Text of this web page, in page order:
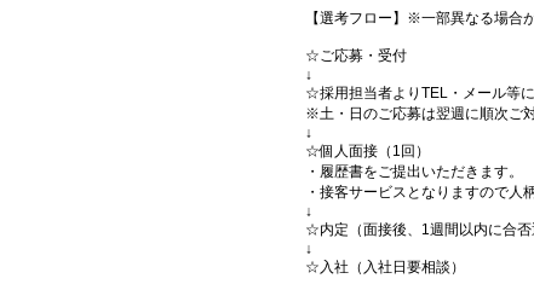
【選考フロー】※一部異なる場合
☆ご応募・受付
↓
☆採用担当者よりTEL・メール等
※土・日のご応募は翌週に順次ご
↓
☆個人面接（1回）
・履歴書をご提出いただきます。
・接客サービスとなりますので人
↓
☆内定（面接後、1週間以内に合否
↓
☆入社（入社日要相談）